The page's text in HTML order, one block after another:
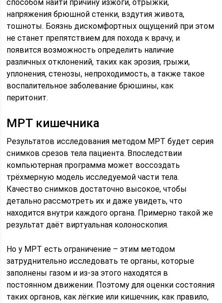
способом найти причину изжоги, отрыжки,
напряжения брюшной стенки, вздутия живота,
тошноты. Боязнь дискомфортных ощущений при этом
не станет препятствием для похода к врачу, и
появится возможность определить наличие
различных отклонений, таких как эрозия, грыжи,
уплонения, стенозы, непроходимость, а также такое
воспалительное заболевание брюшины, как
перитонит.
МРТ кишечника
Результатов исследования методом МРТ будет серия
снимков срезов тела пациента. Впоследствии
компьютерная программа может воссоздать
трёхмерную модель исследуемой части тела.
Качество снимков достаточно высокое, чтобы
детально рассмотреть их и даже увидеть, что
находится внутри каждого органа. Примерно такой же
результат даёт виртуальная колоноскопия.
Но у МРТ есть ограничение – этим методом
затруднительно исследовать те органы, которые
заполнены газом и из-за этого находятся в
постоянном движении. Поэтому для оценки состояния
таких органов, как лёгкие или кишечник, как правило,